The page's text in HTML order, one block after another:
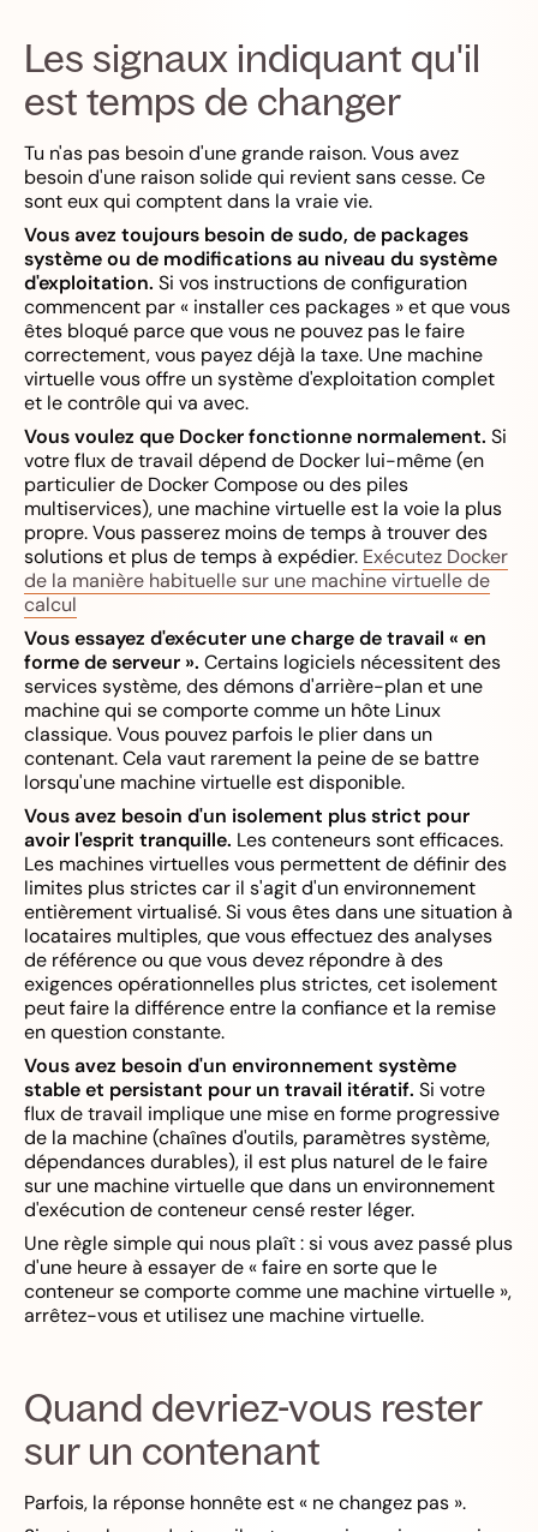
Les signaux indiquant qu'il
est temps de changer
Tu n'as pas besoin d'une grande raison. Vous avez
besoin d'une raison solide qui revient sans cesse. Ce
sont eux qui comptent dans la vraie vie.
Vous avez toujours besoin de sudo, de packages
système ou de modifications au niveau du système
d'exploitation. Si vos instructions de configuration
commencent par « installer ces packages » et que vous
êtes bloqué parce que vous ne pouvez pas le faire
correctement, vous payez déjà la taxe. Une machine
virtuelle vous offre un système d'exploitation complet
et le contrôle qui va avec.
Vous voulez que Docker fonctionne normalement. Si
votre flux de travail dépend de Docker lui-même (en
particulier de Docker Compose ou des piles
multiservices), une machine virtuelle est la voie la plus
propre. Vous passerez moins de temps à trouver des
solutions et plus de temps à expédier. Exécutez Docker
de la manière habituelle sur une machine virtuelle de
calcul
Vous essayez d'exécuter une charge de travail « en
forme de serveur ». Certains logiciels nécessitent des
services système, des démons d'arrière-plan et une
machine qui se comporte comme un hôte Linux
classique. Vous pouvez parfois le plier dans un
contenant. Cela vaut rarement la peine de se battre
lorsqu'une machine virtuelle est disponible.
Vous avez besoin d'un isolement plus strict pour
avoir l'esprit tranquille. Les conteneurs sont efficaces.
Les machines virtuelles vous permettent de définir des
limites plus strictes car il s'agit d'un environnement
entièrement virtualisé. Si vous êtes dans une situation à
locataires multiples, que vous effectuez des analyses
de référence ou que vous devez répondre à des
exigences opérationnelles plus strictes, cet isolement
peut faire la différence entre la confiance et la remise
en question constante.
Vous avez besoin d'un environnement système
stable et persistant pour un travail itératif. Si votre
flux de travail implique une mise en forme progressive
de la machine (chaînes d'outils, paramètres système,
dépendances durables), il est plus naturel de le faire
sur une machine virtuelle que dans un environnement
d'exécution de conteneur censé rester léger.
Une règle simple qui nous plaît : si vous avez passé plus
d'une heure à essayer de « faire en sorte que le
conteneur se comporte comme une machine virtuelle »,
arrêtez-vous et utilisez une machine virtuelle.
Quand devriez-vous rester
sur un contenant
Parfois, la réponse honnête est « ne changez pas ».